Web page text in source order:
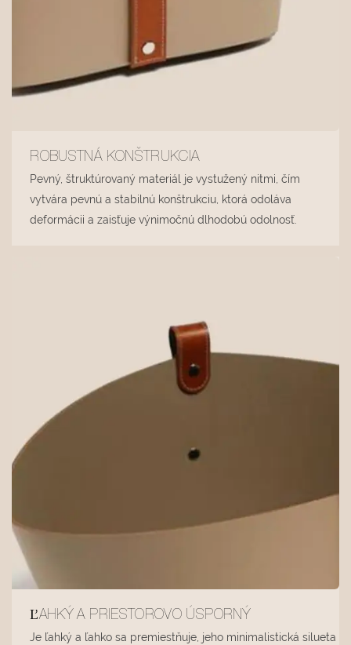
ROBUSTNÁ KONŠTRUKCIA
Pevný, štruktúrovaný materiál je vystužený nitmi, čím
vytvára pevnú a stabilnú konštrukciu, ktorá odoláva
deformácii a zaisťuje výnimočnú dlhodobú odolnosť.
ĽAHKÝ A PRIESTOROVO ÚSPORNÝ
Je ľahký a ľahko sa premiestňuje, jeho minimalistická silueta